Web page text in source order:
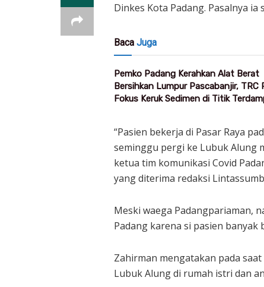
Dinkes Kota Padang. Pasalnya
Baca Juga
Pemko Padang Kerahkan Alat Berat
Bersihkan Lumpur Pascabanjir, TRC
Fokus Keruk Sedimen di Titik
“Pasien bekerja di Pasar Raya
seminggu pergi ke Lubuk Alung
ketua tim komunikasi Covid
yang diterima redaksi
Meski waega Padangpariaman,
Padang karena si pasien banyak
Zahirman mengatakan pada
Lubuk Alung di rumah istri dan